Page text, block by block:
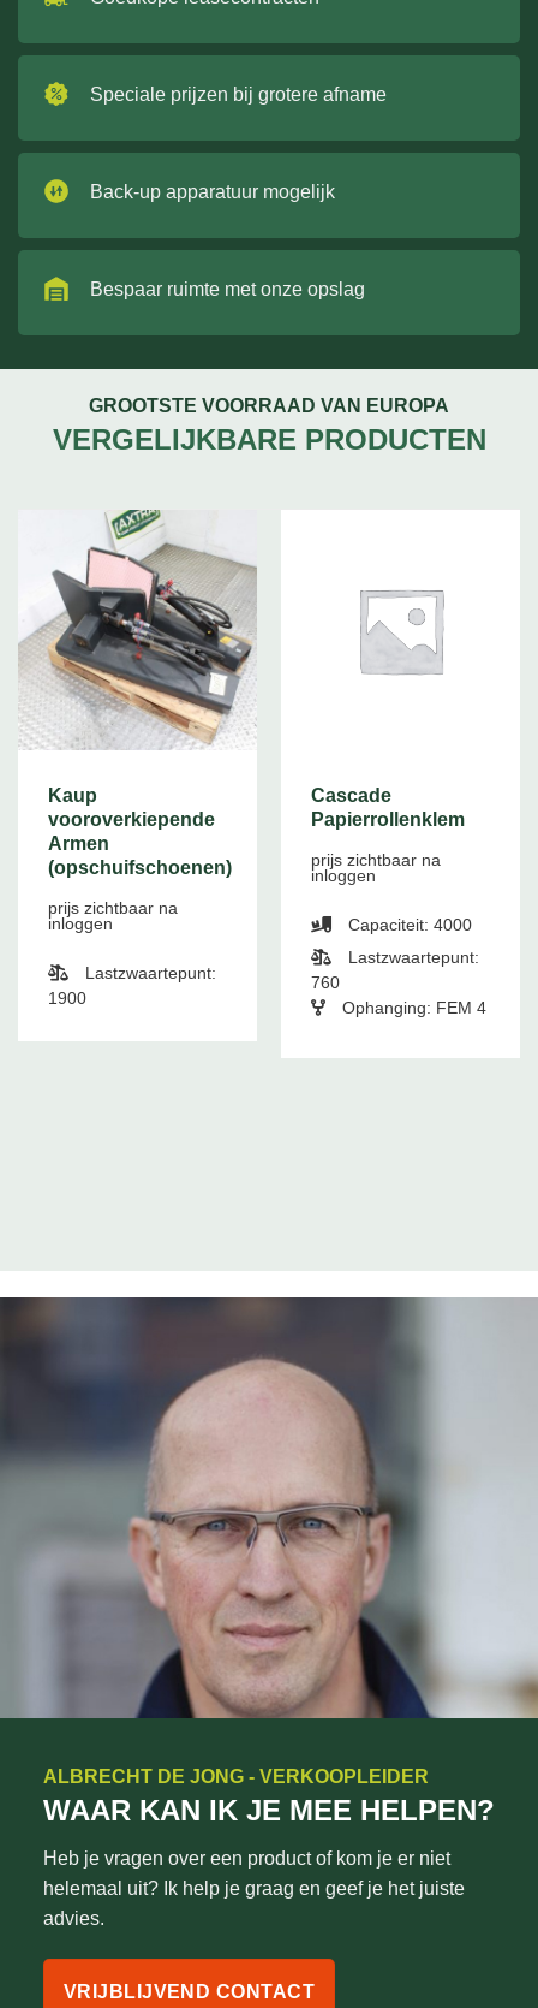
Speciale prijzen bij grotere afname
Back-up apparatuur mogelijk
Bespaar ruimte met onze opslag
GROOTSTE VOORRAAD VAN EUROPA
VERGELIJKBARE PRODUCTEN
Kaup
vooroverkiepende
Armen
(opschuifschoenen)
prijs zichtbaar na
inloggen
Lastzwaartepunt:
1900
Cascade
Papierrollenklem
prijs zichtbaar na
inloggen
Capaciteit: 4000
Lastzwaartepunt:
760
Ophanging: FEM 4
ALBRECHT DE JONG - VERKOOPLEIDER
WAAR KAN IK JE MEE HELPEN?
Heb je vragen over een product of kom je er niet
helemaal uit? Ik help je graag en geef je het juiste
advies.
VRIJBLIJVEND CONTACT